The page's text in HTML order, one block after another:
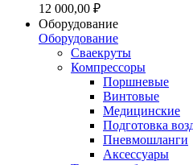
12 000,00 ₽
Оборудование
Оборудование
Сваекруты
Компрессоры
Поршневые
Винтовые
Медицинские
Подготовка
Пневмошланги
Аксессуары